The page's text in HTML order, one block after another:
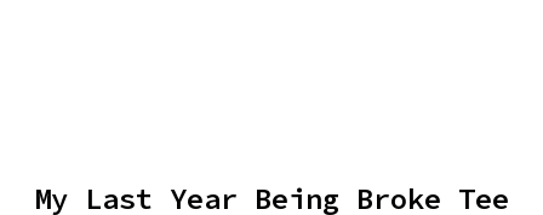
My Last Year Being Broke Tee